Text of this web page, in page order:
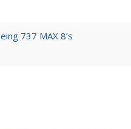
737 MAX 8’s